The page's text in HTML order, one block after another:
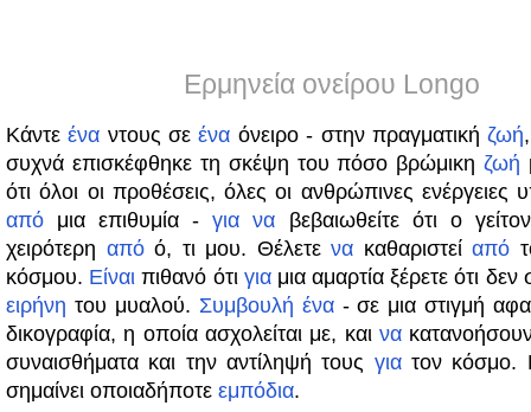
Ερμηνεία ονείρου Longo
Κάντεένα ντους σεένα όνειρο - στην πραγματικήζωή
συχνά επισκέφθηκε τη σκέψη του πόσο βρώμικηζωή
ότι όλοι οι προθέσεις, όλες οι ανθρώπινες ενέργειες
από μια επιθυμία -για να βεβαιωθείτε ότι ο
χειρότερη απόό, τι μου. Θέλετενα καθαριστείαπό
κόσμου. Είναι πιθανό ότι γιαμια αμαρτία ξέρετε ότι
ειρήνη του μυαλού. Συμβουλή ένα- σε μια στιγμή
δικογραφία, η οποία ασχολείται με, και να
συναισθήματα και την αντίληψή τους γιατον κόσμο.
σημαίνει οποιαδήποτε εμπόδια.